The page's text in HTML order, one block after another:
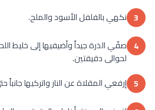
3 نكهي بالفلفل الأسود والملح.
4 صفّي الذرة جيداً وأضيفيها إلى خليط
لحوالى دقيقتين.
5 إرفعي المقلاة عن النار واتركيها جانباً